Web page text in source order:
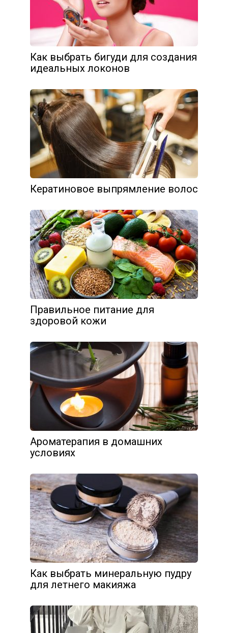
Как выбрать бигуди для создания
идеальных локонов
Кератиновое выпрямление волос
Правильное питание для
здоровой кожи
Ароматерапия в домашних
условиях
Как выбрать минеральную пудру
для летнего макияжа